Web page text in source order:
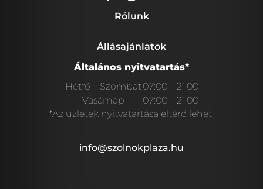
Rólunk
Állásajánlatok
Általános nyitvatartás*
Hétfő – Szombat07:00 – 21:00
Vasárnap
07:00 – 21:00
*Az üzletek nyitvatartása eltérő lehet.
info@szolnokplaza.hu